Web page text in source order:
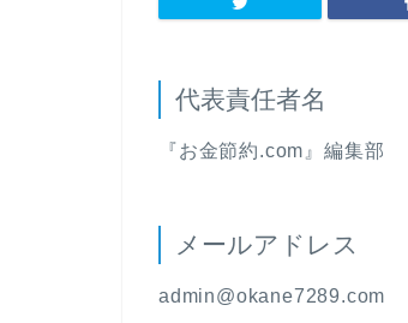
代表責任者名
『お金節約.com』編集部
メールアドレス
admin@okane7289.com